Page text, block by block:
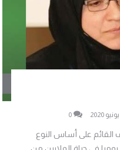
0
القائم على أساس النوع